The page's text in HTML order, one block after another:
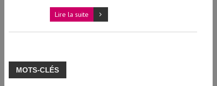
Lire la suite
MOTS-CLÉS